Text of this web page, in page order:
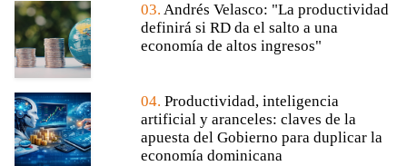
03. Andrés Velasco: "La productividad
definirá si RD da el salto a una
economía de altos ingresos"
04. Productividad, inteligencia
artificial y aranceles: claves de la
apuesta del Gobierno para duplicar la
economía dominicana